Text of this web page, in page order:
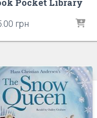
Pocket Library
грн